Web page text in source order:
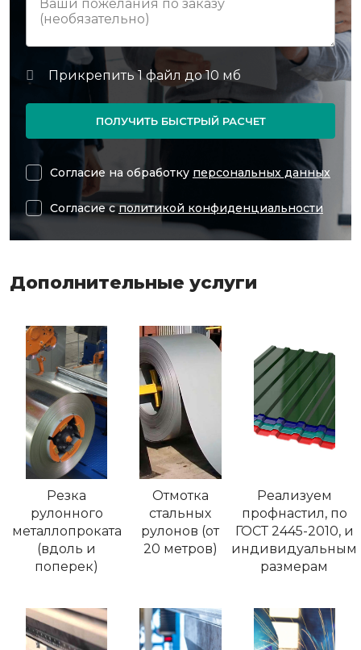
ПОЛУЧИТЬ БЫСТРЫЙ РАСЧЕТ
Согласие на обработку персональных данных
Согласие сполитикой конфиденциальности
Дополнительные услуги
Резка
рулонного
металлопроката
(вдоль и
поперек)
Отмотка
стальных
рулонов (от
20 метров)
Реализуем
профнастил, по
ГОСТ 2445-2010, и
индивидуальным
размерам